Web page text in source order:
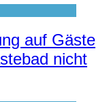
auf Gäste
nicht